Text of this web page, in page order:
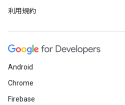
利用規約
Android
Chrome
Firebase